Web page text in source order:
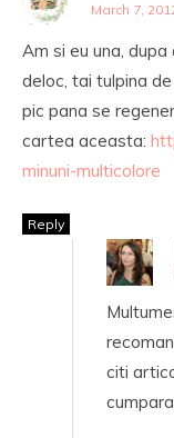
March 7,
Am si eu una,
deloc, tai tulpina
pic pana se
cartea aceasta:
minuni-multicolore
Reply
citi